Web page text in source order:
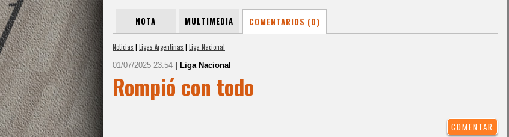
NOTA MULTIMEDIA COMENTARIOS (0)
Noticias | Ligas Argentinas | Liga Nacional
01/07/2025 23:54 | Liga Nacional
Rompió con todo